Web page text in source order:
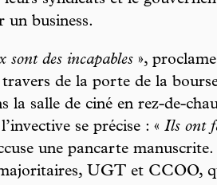
business.
sont des incapables »,
de la porte de la
la salle de ciné en rez-de-
se précise : « Ils ont
une pancarte manuscrite.
UGT et CCOO,